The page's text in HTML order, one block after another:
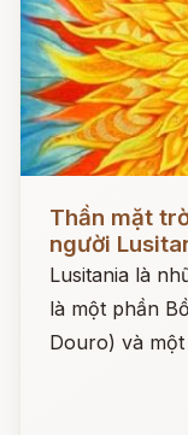
Đọc ngay
Thần mặt
người
Lusitania là
là một phần
Douro) và